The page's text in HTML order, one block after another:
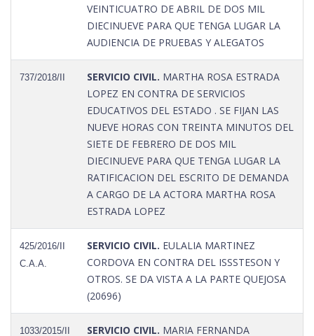
VEINTICUATRO DE ABRIL DE DOS MIL
DIECINUEVE PARA QUE TENGA LUGAR LA
AUDIENCIA DE PRUEBAS Y ALEGATOS
737/2018/II SERVICIO CIVIL. MARTHA ROSA ESTRADA
LOPEZ EN CONTRA DE SERVICIOS
EDUCATIVOS DEL ESTADO . SE FIJAN LAS
NUEVE HORAS CON TREINTA MINUTOS DEL
SIETE DE FEBRERO DE DOS MIL
DIECINUEVE PARA QUE TENGA LUGAR LA
RATIFICACION DEL ESCRITO DE DEMANDA
A CARGO DE LA ACTORA MARTHA ROSA
ESTRADA LOPEZ
425/2016/II
C.A.A.
SERVICIO CIVIL. EULALIA MARTINEZ
CORDOVA EN CONTRA DEL ISSSTESON Y
OTROS. SE DA VISTA A LA PARTE QUEJOSA
(20696)
1033/2015/II SERVICIO CIVIL. MARIA FERNANDA